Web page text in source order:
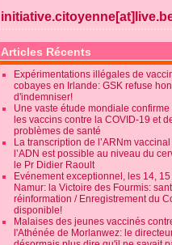
Articles Récents
Expérimentations illégales de
cobayes en Irlande: GSK refuse
d'indemniser!
Une vaste étude mondiale
les vaccins contre la COVID-19 et
problèmes de santé
La transcription de l’ARNm
l’ADN est possible au niveau du
le Pr Didier Raoult
Evénement exceptionnel, les 14,
Namur: la Victoire des Fourmis:
réinformation / Enregistrement du
disponible!
Malaises des jeunes vaccinés
l'Athénée de Morlanwez: le